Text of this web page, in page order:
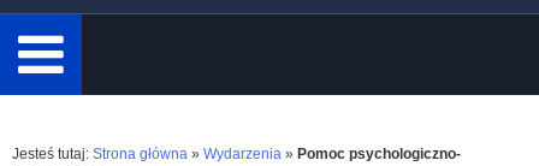
minimum
3
znaki.
Rozwiń
Jesteś tutaj: Strona główna » Wydarzenia » Pomoc psychologiczno-